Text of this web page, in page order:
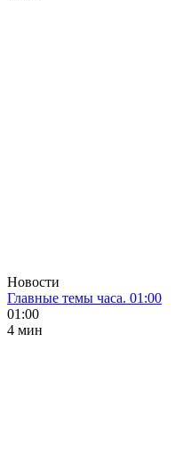
Новости
Главные темы часа. 01:00
01:00
4 мин